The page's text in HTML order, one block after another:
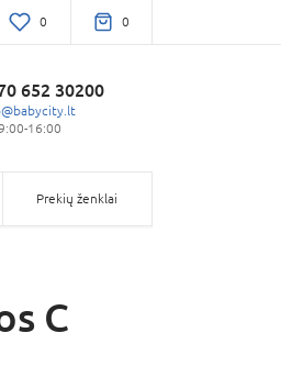
0 0
652 30200
16:00
Prekių ženklai
C